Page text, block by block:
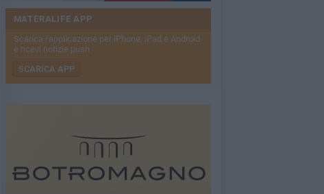
MATERALIFE APP
Scarica l'applicazione per iPhone, iPad e Android
e ricevi notizie push
SCARICA APP